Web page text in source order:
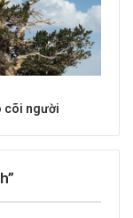
cõi người